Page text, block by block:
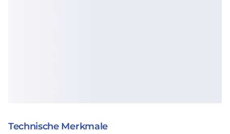
Technische Merkmale